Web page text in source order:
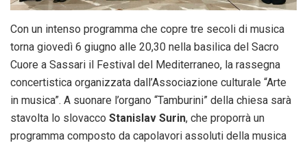
Con un intenso programma che copre tre secoli di musica
torna giovedì 6 giugno alle 20,30 nella basilica del Sacro
Cuore a Sassari il Festival del Mediterraneo, la rassegna
concertistica organizzata dall’Associazione culturale “Arte
in musica”. A suonare l’organo “Tamburini” della chiesa sarà
stavolta lo slovacco Stanislav Surin, che proporrà un
programma composto da capolavori assoluti della musica